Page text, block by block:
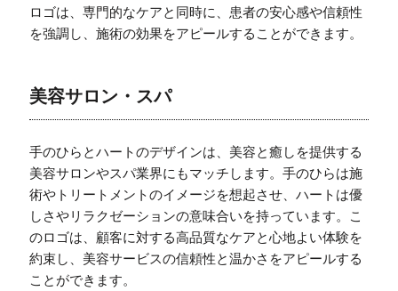
ロゴは、専門的なケアと同時に、患者の安心感や信頼性
を強調し、施術の効果をアピールすることができます。
美容サロン・スパ
手のひらとハートのデザインは、美容と癒しを提供する
美容サロンやスパ業界にもマッチします。手のひらは施
術やトリートメントのイメージを想起させ、ハートは優
しさやリラクゼーションの意味合いを持っています。こ
のロゴは、顧客に対する高品質なケアと心地よい体験を
約束し、美容サービスの信頼性と温かさをアピールする
ことができます。